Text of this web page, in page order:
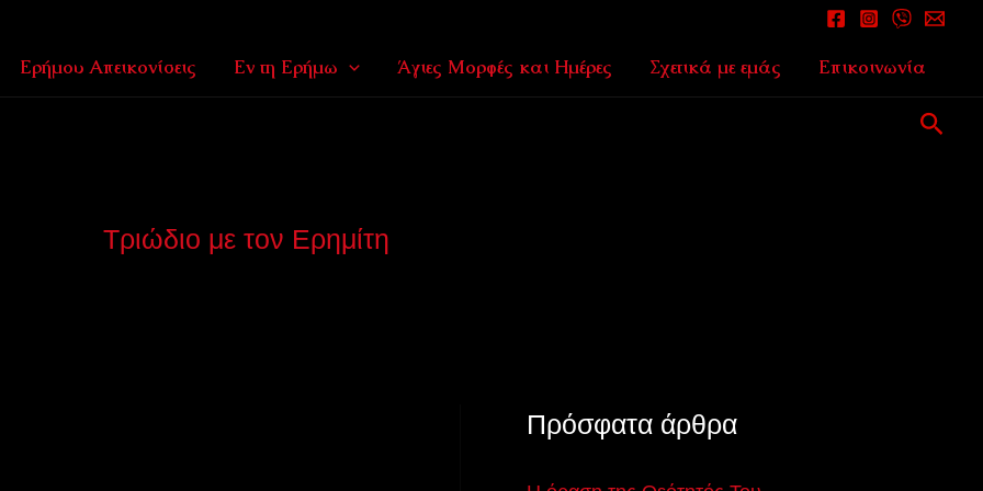
Ερήμου Απεικονίσεις Εν τη Ερήμω Άγιες Μορφές και Ημέρες Σχετικά με εμάς Επικοινωνία
Τριώδιο με τον Ερημίτη
Πρόσφατα άρθρα